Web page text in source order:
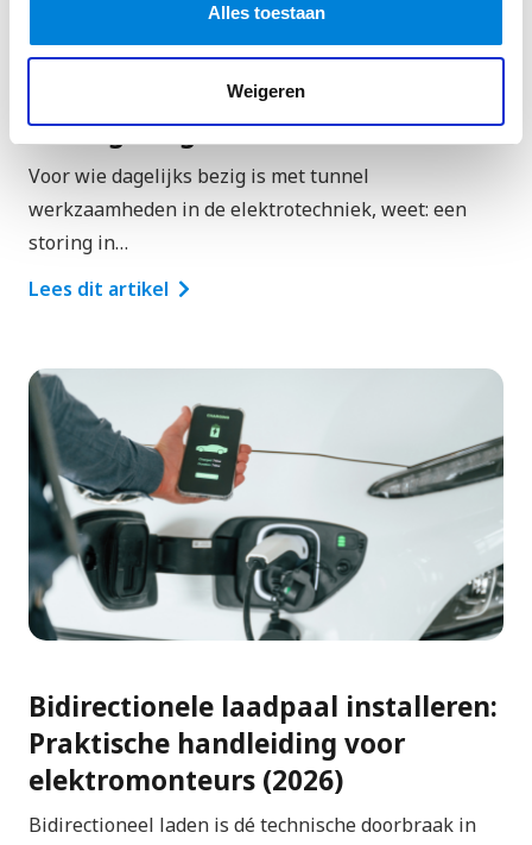
Alles toestaan
Weigeren
Elektrotechnische
tunnelinstallaties: Praktische gids
voor installatie, onderhoud en
storingsdiagnose
Voor wie dagelijks bezig is met tunnel
werkzaamheden in de elektrotechniek, weet: een
storing in…
Lees dit artikel
Bidirectionele laadpaal installeren:
Praktische handleiding voor
elektromonteurs (2026)
Bidirectioneel laden is dé technische doorbraak in